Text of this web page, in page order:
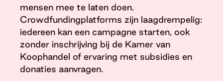
mensen mee te laten doen.
Crowdfundingplatforms zijn laagdrempelig:
iedereen kan een campagne starten, ook
zonder inschrijving bij de Kamer van
Koophandel of ervaring met subsidies en
donaties aanvragen.